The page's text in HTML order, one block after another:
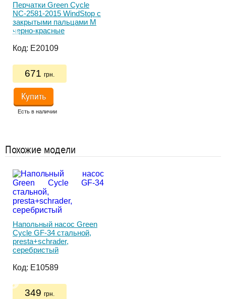
Перчатки Green Cycle
NC-2581-2015 WindStop с
закрытыми пальцами M
черно-красные
Код: E20109
671 грн.
Купить
Есть в наличии
Похожие модели
Напольный насос Green
Cycle GF-34 стальной,
presta+schrader,
серебристый
Код: E10589
349 грн.